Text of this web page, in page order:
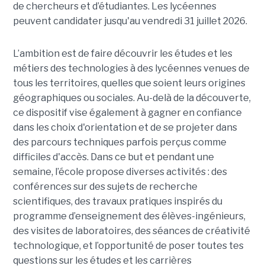
de chercheurs et d’étudiantes. Les lycéennes
peuvent candidater jusqu'au vendredi 31 juillet 2026.
L’ambition est de faire découvrir les études et les
métiers des technologies à des lycéennes venues de
tous les territoires, quelles que soient leurs origines
géographiques ou sociales. Au-delà de la découverte,
ce dispositif vise également à gagner en confiance
dans les choix d'orientation et de se projeter dans
des parcours techniques parfois perçus comme
difficiles d'accès. Dans ce but et pendant une
semaine, l’école propose diverses activités : des
conférences sur des sujets de recherche
scientifiques, des travaux pratiques inspirés du
programme d’enseignement des élèves-ingénieurs,
des visites de laboratoires, des séances de créativité
technologique, et l’opportunité de poser toutes tes
questions sur les études et les carrières